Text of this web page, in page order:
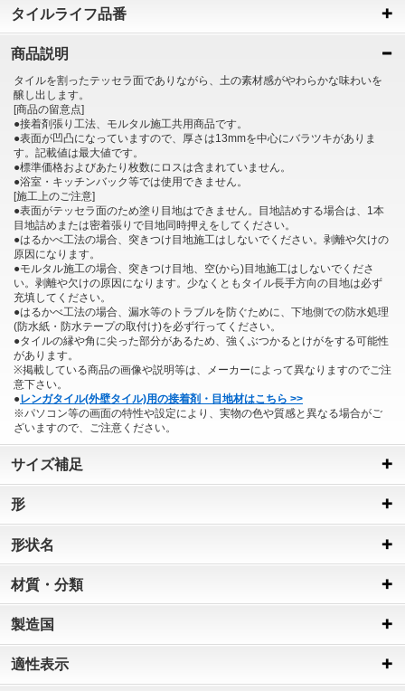
タイルライフ品番
商品説明
タイルを割ったテッセラ面でありながら、土の素材感がやわらかな味わいを
醸し出します。
[商品の留意点]
●接着剤張り工法、モルタル施工共用商品です。
●表面が凹凸になっていますので、厚さは13mmを中心にバラツキがありま
す。記載値は最大値です。
●標準価格およびあたり枚数にロスは含まれていません。
●浴室・キッチンバック等では使用できません。
[施工上のご注意]
●表面がテッセラ面のため塗り目地はできません。目地詰めする場合は、1本
目地詰めまたは密着張りで目地同時押えをしてください。
●はるかべ工法の場合、突きつけ目地施工はしないでください。剥離や欠けの
原因になります。
●モルタル施工の場合、突きつけ目地、空(から)目地施工はしないでくださ
い。剥離や欠けの原因になります。少なくともタイル長手方向の目地は必ず
充填してください。
●はるかべ工法の場合、漏水等のトラブルを防ぐために、下地側での防水処理
(防水紙・防水テープの取付け)を必ず行ってください。
●タイルの縁や角に尖った部分があるため、強くぶつかるとけがをする可能性
があります。
※掲載している商品の画像や説明等は、メーカーによって異なりますのでご注
意下さい。
●レンガタイル(外壁タイル)用の接着剤・目地材はこちら >>
※パソコン等の画面の特性や設定により、実物の色や質感と異なる場合がご
ざいますので、ご注意ください。
サイズ補足
形
形状名
材質・分類
製造国
適性表示